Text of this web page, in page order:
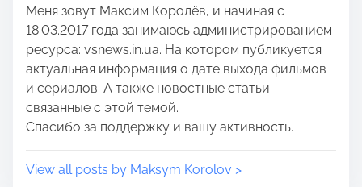
o
n
:
e
Меня зовут Максим Королёв, и начиная с
18.03.2017 года занимаюсь администрированием
ресурса: vsnews.in.ua. На котором публикуется
актуальная информация о дате выхода фильмов
и сериалов. А также новостные статьи
связанные с этой темой.
Спасибо за поддержку и вашу активность.
View all posts by Maksym Korolov >